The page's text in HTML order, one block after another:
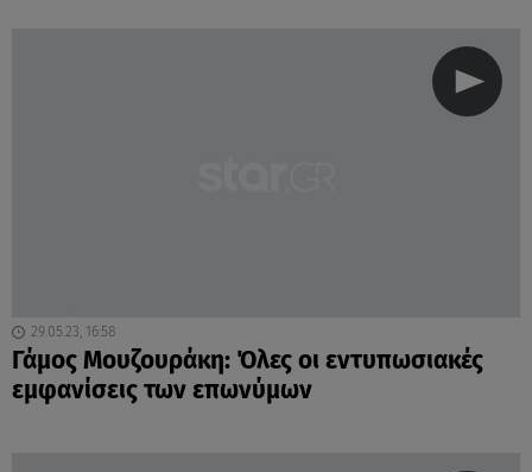
29.05.23, 16:58
Γάμος Μουζουράκη: Όλες οι εντυπωσιακές
εμφανίσεις των επωνύμων